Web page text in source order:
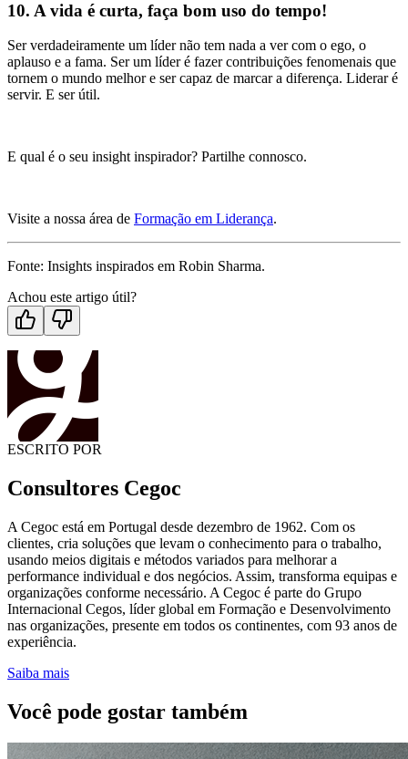
10. A vida é curta, faça bom uso do tempo!
Ser verdadeiramente um líder não tem nada a ver com o ego, o
aplauso e a fama. Ser um líder é fazer contribuições fenomenais que
tornem o mundo melhor e ser capaz de marcar a diferença. Liderar é
servir. E ser útil.
E qual é o seu insight inspirador? Partilhe connosco.
Visite a nossa área de Formação em Liderança.
Fonte: Insights inspirados em Robin Sharma.
Achou este artigo útil?
ESCRITO POR
Consultores Cegoc
A Cegoc está em Portugal desde dezembro de 1962. Com os
clientes, cria soluções que levam o conhecimento para o trabalho,
usando meios digitais e métodos variados para melhorar a
performance individual e dos negócios. Assim, transforma equipas e
organizações conforme necessário. A Cegoc é parte do Grupo
Internacional Cegos, líder global em Formação e Desenvolvimento
nas organizações, presente em todos os continentes, com 93 anos de
experiência.
Saiba mais
Você pode gostar também